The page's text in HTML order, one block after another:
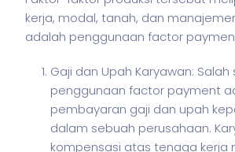
kerja, modal, tanah, dan
adalah penggunaan factor
Gaji dan Upah Karyawan:
penggunaan factor payment
pembayaran gaji dan upah
dalam sebuah perusahaan.
kompensasi atas tenaga kerja